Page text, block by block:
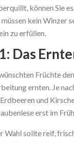
können Sie
müssen kein Winzer
zu erfüllen.
Das
Früchte
ernten. Je
und
erst im
Wahl sollte reif,